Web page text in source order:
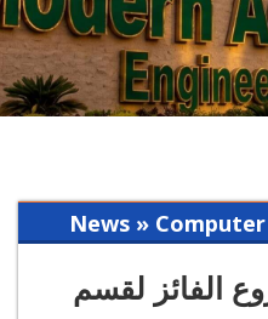
News »
الفائز لقسم